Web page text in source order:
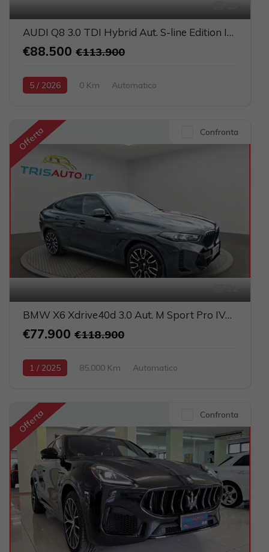
AUDI Q8 3.0 TDI Hybrid Aut. S-line Edition IVATA (TETTO PANORAMICO APRIBILE)
€88.500 €113.900
5 / 2026 0 Km
Automatico
2967cc 286CV / 210KW
Offerta Confronta
BMW X6 Xdrive40d 3.0 Aut. M Sport Pro IVATA (TETTO PANORAMICO APRIBILE)
€77.900 €118.900
1 / 2025 85.000 Km
Automatico
2993cc 340CV / 250KW
Offerta Confronta